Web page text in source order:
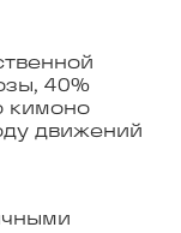
40%
кимоно
движений